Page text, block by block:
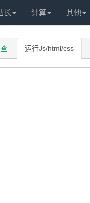
长 计算 其他
运行Js/html/css